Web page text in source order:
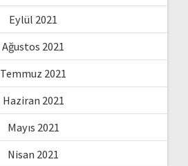
Eylül 2021
Ağustos 2021
Temmuz 2021
Haziran 2021
Mayıs 2021
Nisan 2021